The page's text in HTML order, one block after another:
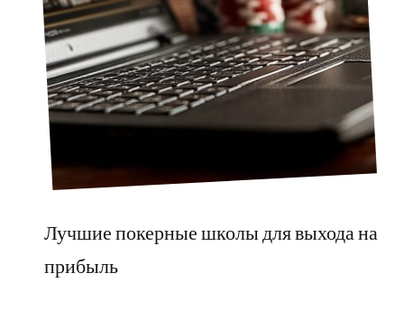
Лучшие покерные школы для выхода на
прибыль